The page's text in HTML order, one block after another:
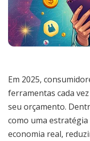
Em 2025,
ferramentas cada
seu orçamento.
como uma
economia real,